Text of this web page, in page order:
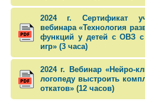
2024 г. Сертификат
вебинара «Технология
функций у детей с ОВЗ
игр» (3 часа)
2024 г. Вебинар «Нейро-
логопеду выстроить
откатов»​ (12 часов)